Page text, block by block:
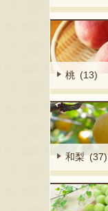
桃 (13)
和梨 (37)